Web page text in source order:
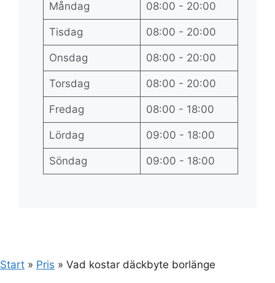
Måndag 08:00 - 20:00
Tisdag 08:00 - 20:00
Onsdag 08:00 - 20:00
Torsdag 08:00 - 20:00
Fredag 08:00 - 18:00
Lördag 09:00 - 18:00
Söndag 09:00 - 18:00
Start » Pris » Vad kostar däckbyte borlänge